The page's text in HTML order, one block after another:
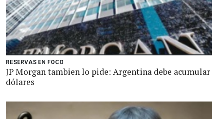
RESERVAS EN FOCO
JP Morgan tambien lo pide: Argentina debe acumular
dólares